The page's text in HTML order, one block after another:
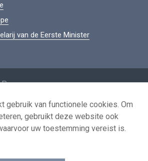
van de Eerste Minister
Persoonsgegevens
voor het hergebruik
Contacteer ons
gebruik van functionele cookies. Om
gebruikt deze website ook
uw toestemming vereist is.